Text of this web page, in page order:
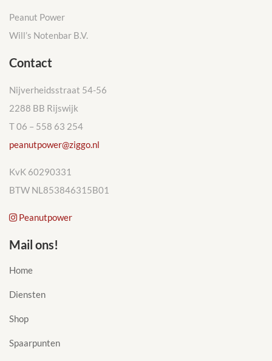
Peanut Power
Will’s Notenbar B.V.
Contact
Nijverheidsstraat 54-56
2288 BB Rijswijk
T 06 – 558 63 254
peanutpower@ziggo.nl
KvK 60290331
BTW NL853846315B01
Peanutpower
Mail ons!
Home
Diensten
Shop
Spaarpunten